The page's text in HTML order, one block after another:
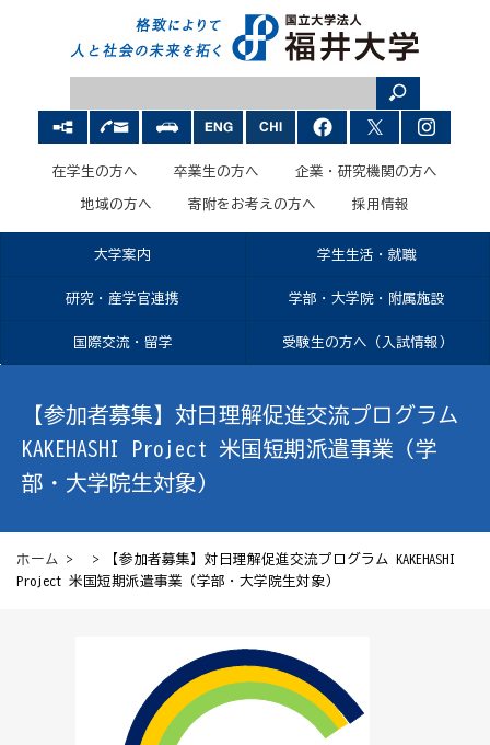
在学生の方へ 卒業生の方へ 企業・研究機関の方へ
地域の方へ 寄附をお考えの方へ 採用情報
大学案内 学生生活・就職
研究・産学官連携 学部・大学院・附属施設
国際交流・留学 受験生の方へ（入試情報）
【参加者募集】対日理解促進交流プログラム
KAKEHASHI Project 米国短期派遣事業（学
部・大学院生対象）
ホーム
> > 【参加者募集】対日理解促進交流プログラム KAKEHASHI
Project 米国短期派遣事業（学部・大学院生対象）